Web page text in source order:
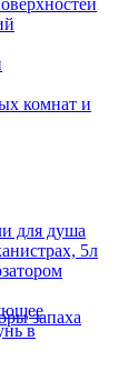
комнат и
для душа
5л
в
запаха